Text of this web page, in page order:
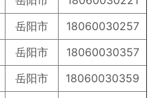
岳阳市
18060030257
岳阳市
18060030357
岳阳市
18060030359